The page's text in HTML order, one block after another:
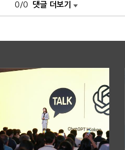
0/0 댓글 더보기